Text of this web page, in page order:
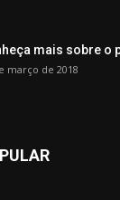
mais sobre o
março de 2018